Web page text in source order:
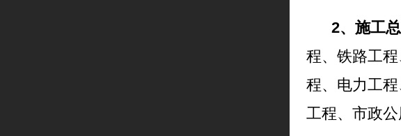
2、施工
程、铁路工
程、电力工
工程、市政